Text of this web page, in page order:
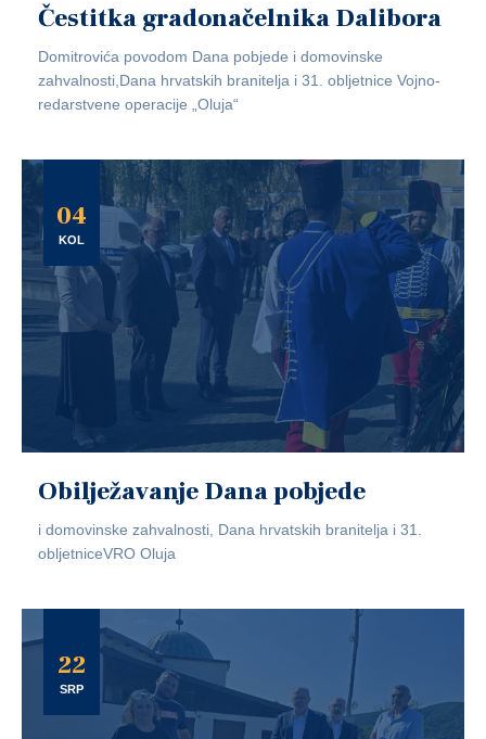
Čestitka gradonačelnika Dalibora
Domitrovića povodom Dana pobjede i domovinske
zahvalnosti,Dana hrvatskih branitelja i 31. obljetnice Vojno-
redarstvene operacije „Oluja“
04
KOL
Obilježavanje Dana pobjede
i domovinske zahvalnosti, Dana hrvatskih branitelja i 31.
obljetniceVRO Oluja
22
SRP